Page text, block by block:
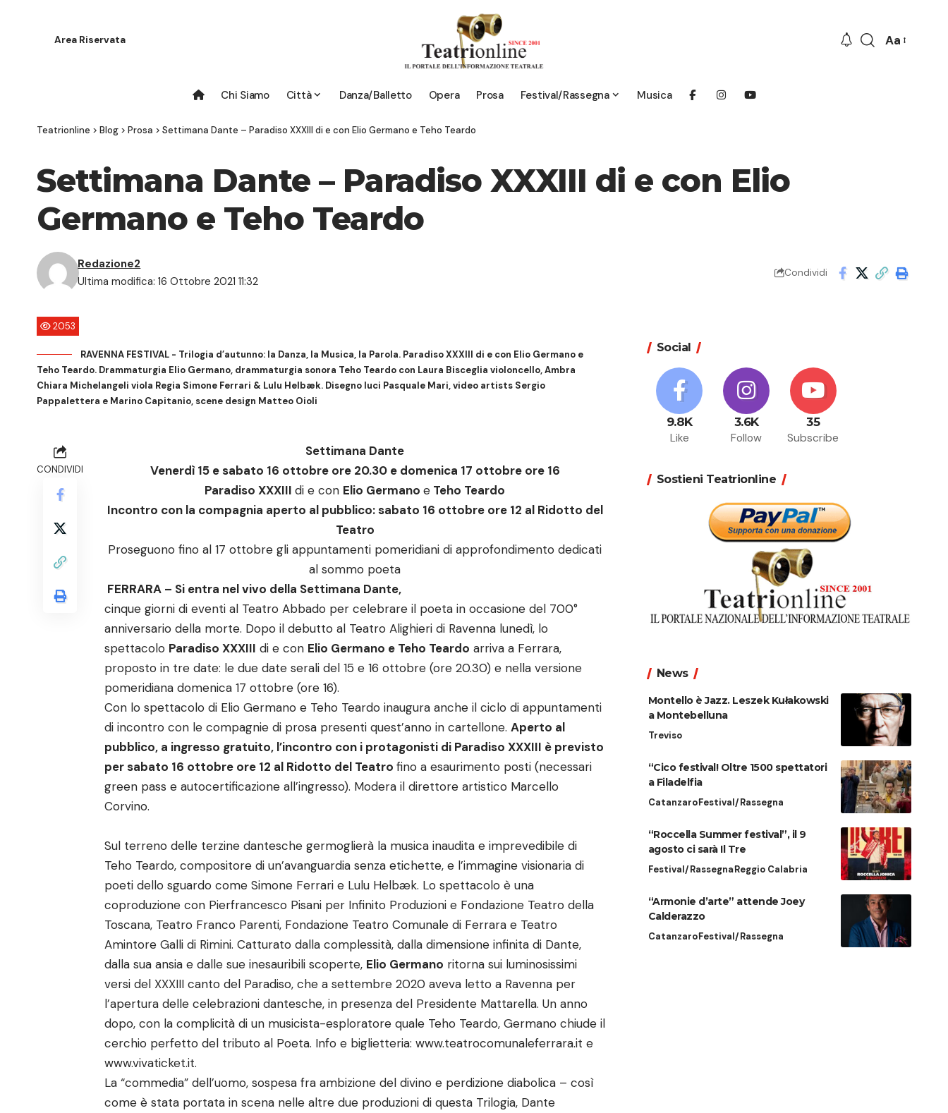
Area Riservata
Font
Aa
Chi Siamo Città Danza/Balletto Opera Prosa Festival/Rassegna Musica
Teatrionline > Blog > Prosa > Settimana Dante – Paradiso XXXIII di e con Elio Germano e Teho Teardo
Settimana Dante – Paradiso XXXIII di e con Elio
Germano e Teho Teardo
Ultima modifica: 16 Ottobre 2021 11:32
Redazione2
Condividi
2053
RAVENNA FESTIVAL - Trilogia d’autunno: la Danza, la Musica, la Parola. Paradiso XXXIII di e con Elio Germano e
Teho Teardo. Drammaturgia Elio Germano, drammaturgia sonora Teho Teardo con Laura Bisceglia violoncello, Ambra
Chiara Michelangeli viola Regia Simone Ferrari & Lulu Helbæk. Disegno luci Pasquale Mari, video artists Sergio
Pappalettera e Marino Capitanio, scene design Matteo Oioli
CONDIVIDI
Settimana Dante
Venerdì 15 e sabato 16 ottobre ore 20.30 e domenica 17 ottobre ore 16
Paradiso XXXIIIdi e con Elio Germanoe Teho Teardo
Incontro con la compagnia aperto al pubblico:sabato 16 ottobre ore 12 al Ridotto del
Teatro
Proseguono fino al 17 ottobre gli appuntamenti pomeridiani di approfondimento dedicati
al sommo poeta
FERRARA – Si entra nel vivo della Settimana Dante,
cinque giorni di eventi al Teatro Abbado per celebrare il poeta in occasione del 700°
anniversario della morte. Dopo il debutto al Teatro Alighieri di Ravenna lunedì, lo
spettacolo Paradiso XXXIII di e con Elio Germano e Teho Teardo arriva a Ferrara,
proposto in tre date: le due date serali del 15 e 16 ottobre (ore 20.30) e nella versione
pomeridiana domenica 17 ottobre (ore 16).
Con lo spettacolo di Elio Germano e Teho Teardo inaugura anche il ciclo di appuntamenti
di incontro con le compagnie di prosa presenti quest’anno in cartellone. Aperto al
pubblico, a ingresso gratuito, l’incontro con i protagonisti di Paradiso XXXIII è previsto
per sabato 16 ottobre ore 12 al Ridotto del Teatro fino a esaurimento posti (necessari
green pass e autocertificazione all’ingresso). Modera il direttore artistico Marcello
Corvino.
Sul terreno delle terzine dantesche germoglierà la musica inaudita e imprevedibile di
Teho Teardo, compositore di un’avanguardia senza etichette, e l’immagine visionaria di
poeti dello sguardo come Simone Ferrari e Lulu Helbæk. Lo spettacolo è una
coproduzione con Pierfrancesco Pisani per Infinito Produzioni e Fondazione Teatro della
Toscana, Teatro Franco Parenti, Fondazione Teatro Comunale di Ferrara e Teatro
Amintore Galli di Rimini. Catturato dalla complessità, dalla dimensione infinita di Dante,
dalla sua ansia e dalle sue inesauribili scoperte, Elio Germano ritorna sui luminosissimi
versi del XXXIII canto del Paradiso, che a settembre 2020 aveva letto a Ravenna per
l’apertura delle celebrazioni dantesche, in presenza del Presidente Mattarella. Un anno
dopo, con la complicità di un musicista-esploratore quale Teho Teardo, Germano chiude il
cerchio perfetto del tributo al Poeta. Info e biglietteria: www.teatrocomunaleferrara.it e
www.vivaticket.it.
La “commedia” dell’uomo, sospesa fra ambizione del divino e perdizione diabolica – così
come è stata portata in scena nelle altre due produzioni di questa Trilogia, Dante
Social
9.8K
Like
3.6K
Follow
35
Subscribe
Sostieni Teatrionline
News
Montello è Jazz. Leszek Kułakowski
a Montebelluna
Treviso
“Cico festival! Oltre 1500 spettatori
a Filadelfia
CatanzaroFestival/Rassegna
“Roccella Summer festival”, il 9
agosto ci sarà Il Tre
Festival/RassegnaReggio Calabria
“Armonie d’arte” attende Joey
Calderazzo
CatanzaroFestival/Rassegna